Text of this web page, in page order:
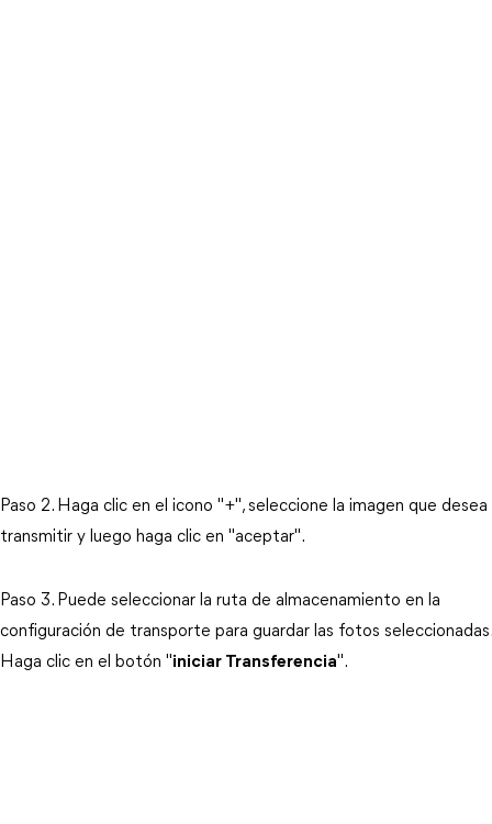
Paso 2. Haga clic en el icono "+", seleccione la imagen que desea
transmitir y luego haga clic en "aceptar".
Paso 3. Puede seleccionar la ruta de almacenamiento en la
configuración de transporte para guardar las fotos seleccionadas.
Haga clic en el botón "iniciar Transferencia".